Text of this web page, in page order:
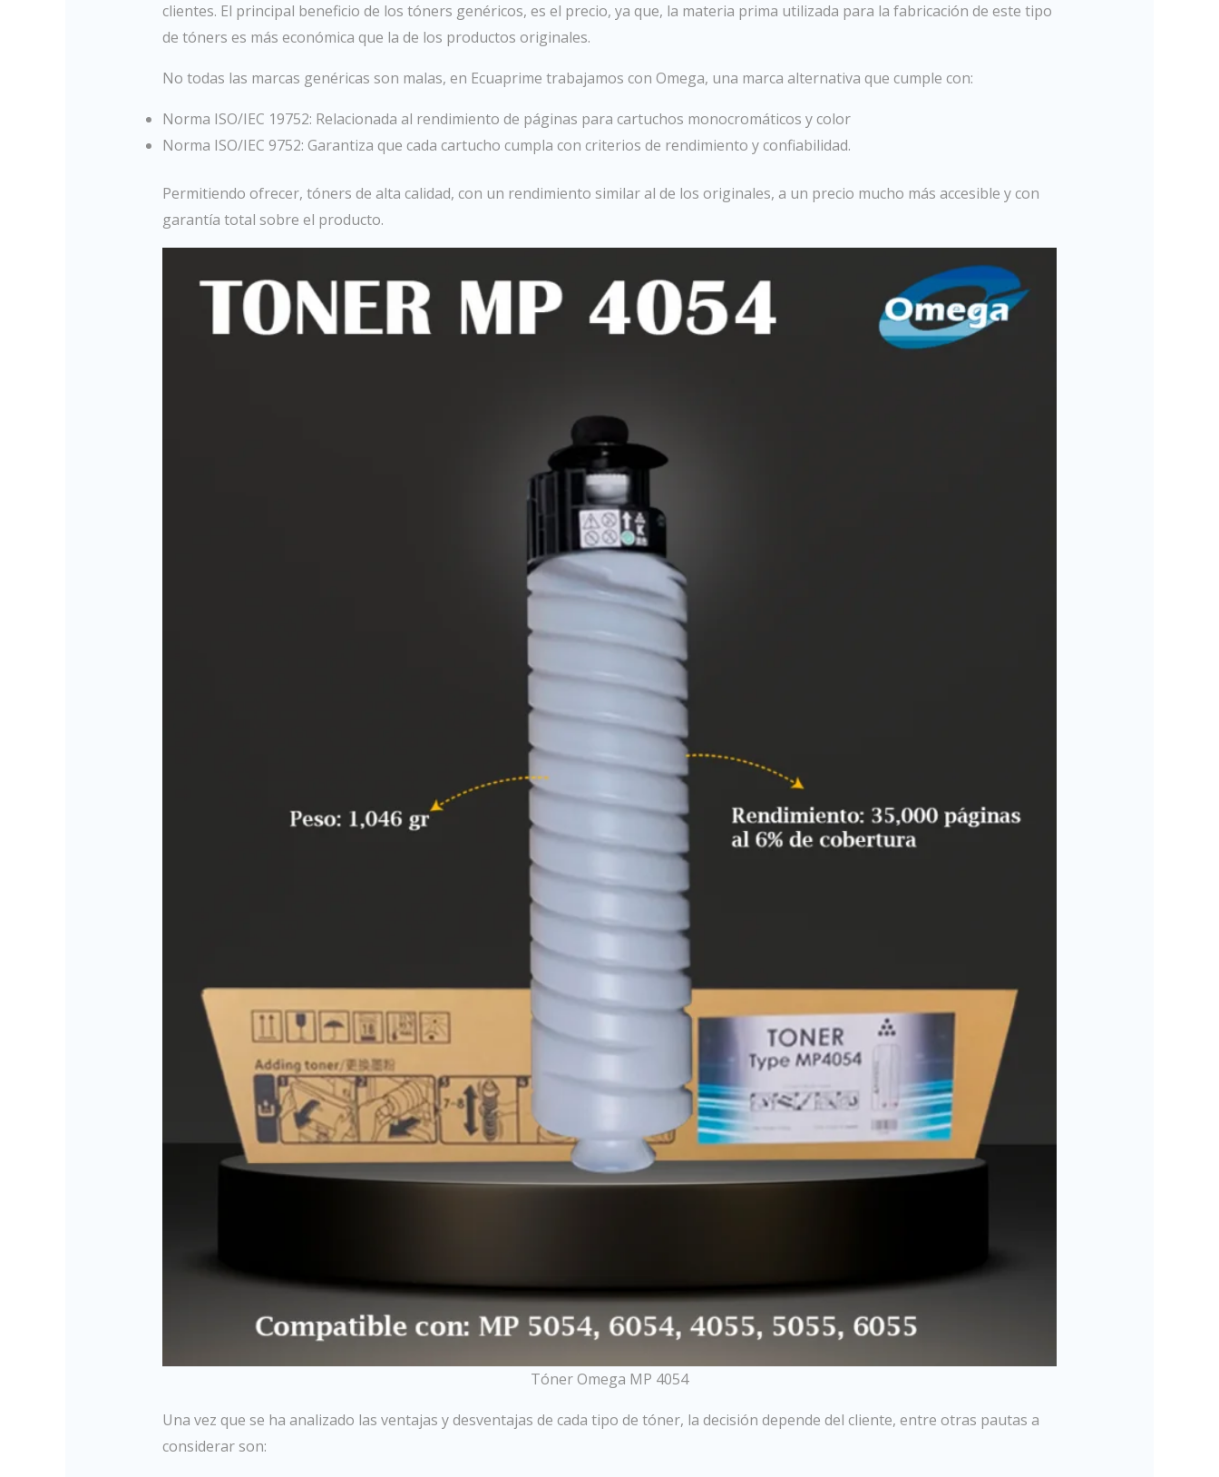
clientes. El principal beneficio de los tóners genéricos, es el precio, ya que, la materia prima utilizada para la fabricación de este tipo
de tóners es más económica que la de los productos originales.
No todas las marcas genéricas son malas, en Ecuaprime trabajamos con Omega, una marca alternativa que cumple con:
Norma ISO/IEC 19752: Relacionada al rendimiento de páginas para cartuchos monocromáticos y color
Norma ISO/IEC 9752: Garantiza que cada cartucho cumpla con criterios de rendimiento y confiabilidad.
Permitiendo ofrecer, tóners de alta calidad, con un rendimiento similar al de los originales, a un precio mucho más accesible y con
garantía total sobre el producto.
Tóner Omega MP 4054
Una vez que se ha analizado las ventajas y desventajas de cada tipo de tóner, la decisión depende del cliente, entre otras pautas a
considerar son: